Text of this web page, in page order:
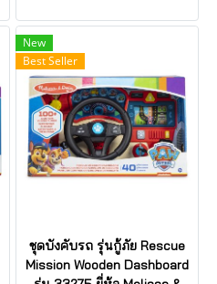
New
Best Seller
ชุดบังคับรถ รุ่นกู้ภัย Rescue
Mission Wooden Dashboard